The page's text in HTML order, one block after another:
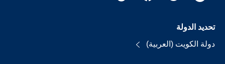
تحديد الدولة
دولة الكويت (العربية)